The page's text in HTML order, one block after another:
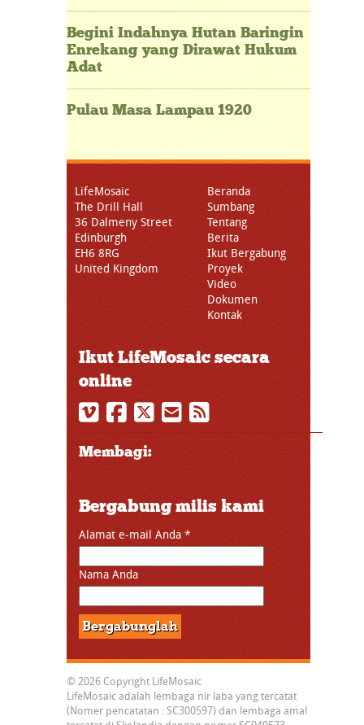
Begini Indahnya Hutan Baringin
Enrekang yang Dirawat Hukum
Adat
Pulau Masa Lampau 1920
LifeMosaic
The Drill Hall
36 Dalmeny Street
Edinburgh
EH6 8RG
United Kingdom
Beranda
Sumbang
Tentang
Berita
Ikut Bergabung
Proyek
Video
Dokumen
Kontak
Ikut LifeMosaic secara
online
Membagi:
Bergabung milis kami
Alamat e-mail Anda *
Nama Anda
© 2026 Copyright LifeMosaic
LifeMosaic adalah lembaga nir laba yang tercatat
(Nomer pencatatan : SC300597) dan lembaga amal